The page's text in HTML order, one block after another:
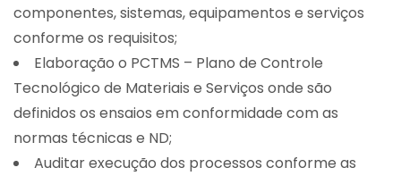
componentes, sistemas, equipamentos e serviços
conforme os requisitos;
Elaboração o PCTMS – Plano de Controle
Tecnológico de Materiais e Serviços onde são
definidos os ensaios em conformidade com as
normas técnicas e ND;
Auditar execução dos processos conforme as